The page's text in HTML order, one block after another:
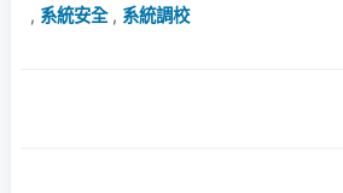
, 系統安全, 系統調校